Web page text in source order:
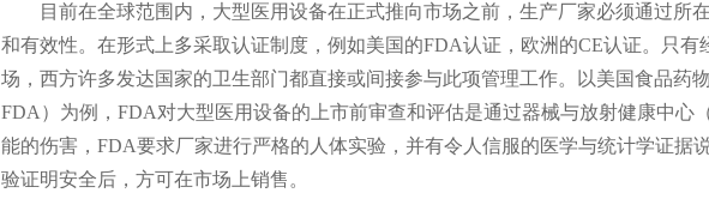
目前在全球范围内，大型医用设备在正式推向市场之前，生产厂家必须通过所
和有效性。在形式上多采取认证制度，例如美国的FDA认证，欧洲的CE认证。只
场，西方许多发达国家的卫生部门都直接或间接参与此项管理工作。以美国食品药物
FDA）为例，FDA对大型医用设备的上市前审查和评估是通过器械与放射健康中心
能的伤害，FDA要求厂家进行严格的人体实验，并有令人信服的医学与统计学证据
验证明安全后，方可在市场上销售。